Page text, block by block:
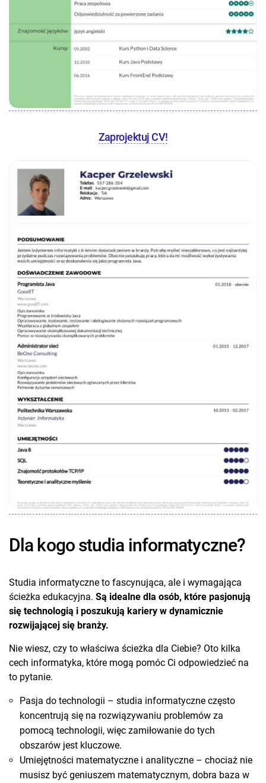
Zaprojektuj CV!
Dla kogo studia informatyczne?
Studia informatyczne to fascynująca, ale i wymagająca
ścieżka edukacyjna. Są idealne dla osób, które pasjonują
się technologią i poszukują kariery w dynamicznie
rozwijającej się branży.
Nie wiesz, czy to właściwa ścieżka dla Ciebie? Oto kilka
cech informatyka, które mogą pomóc Ci odpowiedzieć na
to pytanie.
Pasja do technologii – studia informatyczne często
koncentrują się na rozwiązywaniu problemów za
pomocą technologii, więc zamiłowanie do tych
obszarów jest kluczowe.
Umiejętności matematyczne i analityczne – chociaż nie
musisz być geniuszem matematycznym, dobra baza w